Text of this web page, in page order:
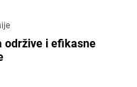
održive i efikasne